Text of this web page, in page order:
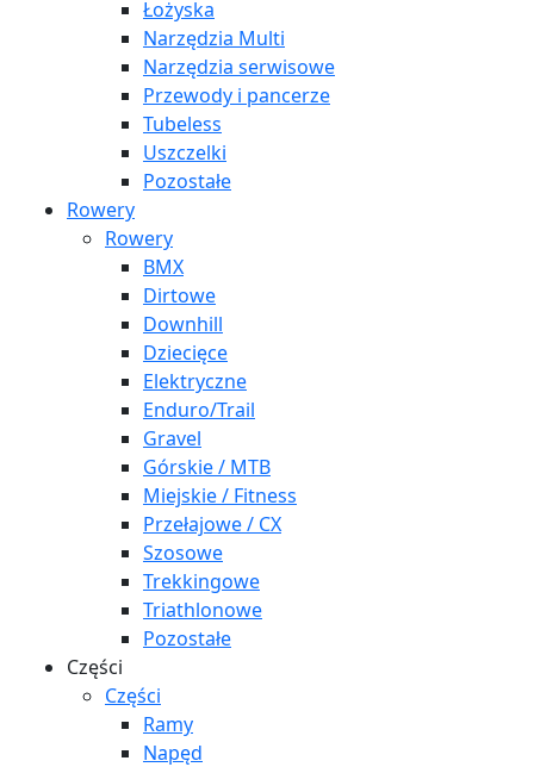
Łożyska
Narzędzia Multi
Narzędzia serwisowe
Przewody i pancerze
Tubeless
Uszczelki
Pozostałe
Rowery
Rowery
BMX
Dirtowe
Downhill
Dziecięce
Elektryczne
Enduro/Trail
Gravel
Górskie / MTB
Miejskie / Fitness
Przełajowe / CX
Szosowe
Trekkingowe
Triathlonowe
Pozostałe
Części
Części
Ramy
Napęd